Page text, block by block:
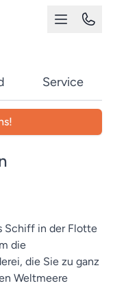
Service
Schiff in der Flotte
die
die Sie zu ganz
Weltmeere